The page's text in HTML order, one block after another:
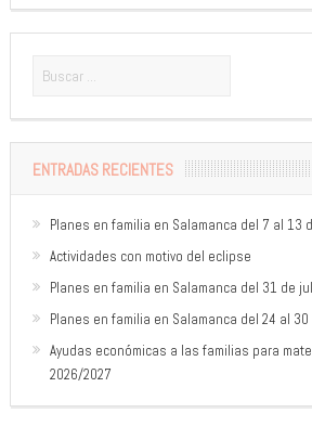
ENTRADAS RECIENTES
Planes en familia en Salamanca del 7 al 13
Actividades con motivo del eclipse
Planes en familia en Salamanca del 31 de
Planes en familia en Salamanca del 24 al
Ayudas económicas a las familias para
2026/2027